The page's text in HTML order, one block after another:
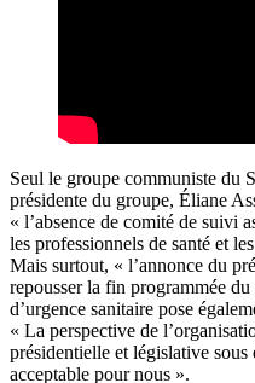
Seul le groupe communiste du
présidente du groupe, Éliane
« l’absence de comité de suivi
les professionnels de santé et
Mais surtout, « l’annonce du
repousser la fin programmée du
d’urgence sanitaire pose
« La perspective de
présidentielle et législative sous
acceptable pour nous ».